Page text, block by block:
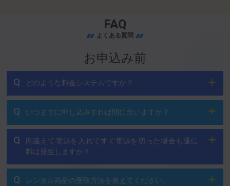
FAQ
よくある質問
お申込み前
Q どのような料金システムですか？
Q いつまでに申し込みすれば間に合いますか？
Q
間違えて電源を入れてすぐ電源を切った場合も通信
料は発生しますか？
Q レンタル商品の受取方法を教えてください。